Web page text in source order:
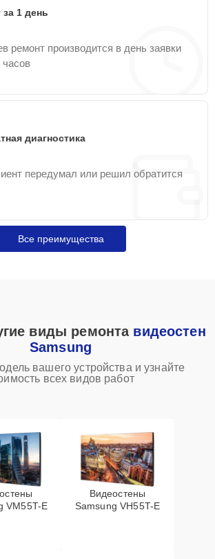
за 1 день
ремонт производится в день заявки
часов
диагностика
передумал или решил обратится
Все преимущества
виды ремонта видеостен
Samsung
вашего устройства и узнайте
всех видов работ
VM55T-E
Видеостены
Samsung VH55T-E